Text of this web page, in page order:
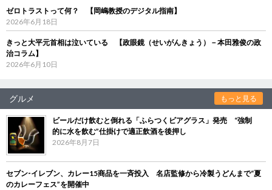
ゼロトラストって何？ 【岡嶋教授のデジタル指南】
2026年6月18日
きっと大平元首相は泣いている 【政眼鏡（せいがんきょう）－本田雅俊の政
治コラム】
2026年6月10日
グルメ もっと見る
ビールだけ飲むと倒れる「ふらつくビアグラス」発売 “強制
的に水を飲む”仕掛けで適正飲酒を後押し
2026年8月7日
セブン‐イレブン、カレー15商品を一斉投入 名店監修から冷製うどんまで“夏
のカレーフェス”を開催中